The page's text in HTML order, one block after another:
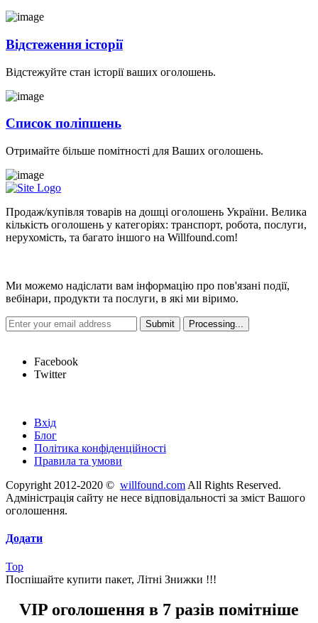
Відстеження історії
Відстежуйте стан історії ваших оголошень.
Список поліпшень
Отримайте більше помітності для Ваших оголошень.
Продаж/купівля товарів на дошці оголошень України. Велика
кількість оголошень у категоріях: транспорт, робота, послуги,
нерухомість, та багато іншого на Willfound.com!
Ми можемо надіслати вам інформацію про пов'язані події,
вебінари, продукти та послуги, в які ми віримо.
Facebook
Twitter
Вхід
Блог
Політика конфіденційності
Правила та умови
Copyright 2012-2020 © willfound.com All Rights Reserved.
Адміністрація сайту не несе відповідальності за зміст Вашого
оголошення.
Додати
Top
Поспішайте купити пакет, Літні Знижки !!!
VIP оголошення в 7 разів помітніше